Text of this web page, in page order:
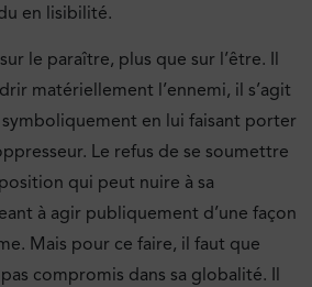
en lisibilité.
le paraître, plus que sur l’être. Il
matériellement l’ennemi, il s’agit
en lui faisant porter
Le refus de se soumettre
qui peut nuire à sa
à agir publiquement d’une façon
Mais pour ce faire, il faut que
compromis dans sa globalité. Il